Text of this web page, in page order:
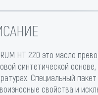
HT 220 это масло
синтетической
Специальный
свойства и